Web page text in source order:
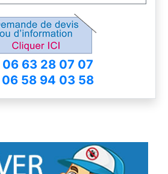
06 63 28 07 07
06 58 94 03 58